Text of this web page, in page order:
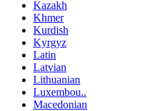
Kazakh
Khmer
Kurdish
Kyrgyz
Latin
Latvian
Lithuanian
Luxembou..
Macedonian